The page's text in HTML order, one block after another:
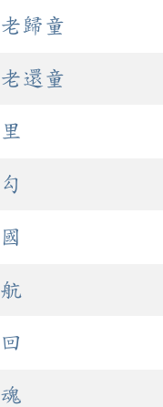
老歸童
老還童
里
勾
國
航
回
魂